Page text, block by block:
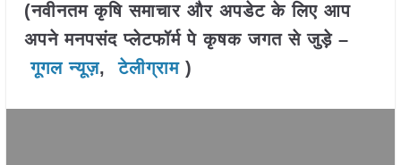
(नवीनतम कृषि समाचार और अपडेट के लिए आप
अपने मनपसंद प्लेटफॉर्म पे कृषक जगत से जुड़े –
गूगल न्यूज़,टेलीग्राम )